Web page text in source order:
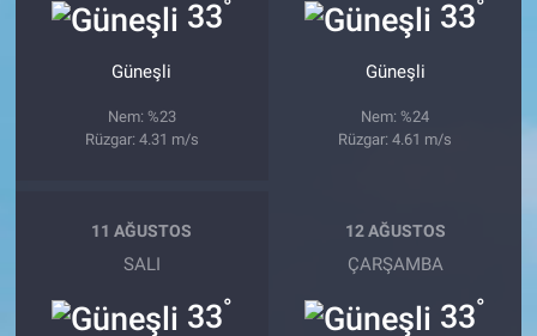
33°
Güneşli
Nem: %23
Rüzgar: 4.31 m/s
33°
Güneşli
Nem: %24
Rüzgar: 4.61 m/s
11 AĞUSTOS
SALI
33°
12 AĞUSTOS
ÇARŞAMBA
33°